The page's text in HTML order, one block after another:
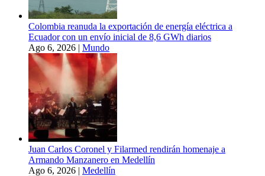
Colombia reanuda la exportación de energía eléctrica a
Ecuador con un envío inicial de 8,6 GWh diarios
Ago 6, 2026 | Mundo
Juan Carlos Coronel y Filarmed rendirán homenaje a
Armando Manzanero en Medellín
Ago 6, 2026 | Medellín